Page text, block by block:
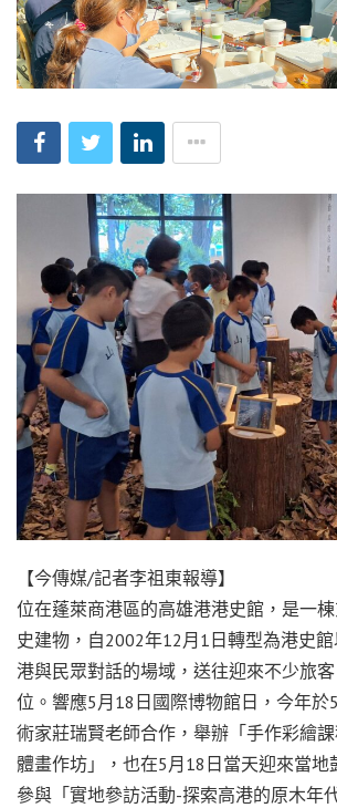
【今傳媒/記者李祖東報導】
位在蓬萊商港區的高雄港港史館，是一
史建物，自2002年12月1日轉型為港史
港與民眾對話的場域，送往迎來不少旅
位。響應5月18日國際博物館日，今年於
術家莊瑞賢老師合作，舉辦「手作彩繪
體畫作坊」，也在5月18日當天迎來當地
參與「實地參訪活動-探索高港的原木年